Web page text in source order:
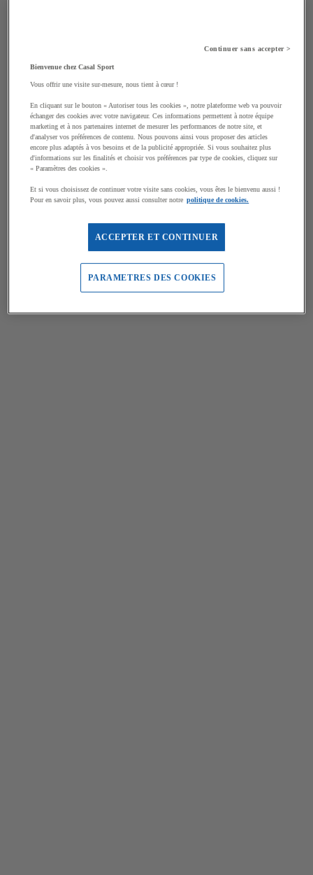
Continuer sans accepter >
Bienvenue chez Casal Sport
Vous offrir une visite sur-mesure, nous tient à cœur !
En cliquant sur le bouton « Autoriser tous les cookies », notre plateforme web va pouvoir
échanger des cookies avec votre navigateur. Ces informations permettent à notre équipe
marketing et à nos partenaires internet de mesurer les performances de notre site, et
d'analyser vos préférences de contenu. Nous pouvons ainsi vous proposer des articles
encore plus adaptés à vos besoins et de la publicité appropriée. Si vous souhaitez plus
d'informations sur les finalités et choisir vos préférences par type de cookies, cliquez sur
« Paramètres des cookies ».
Et si vous choisissez de continuer votre visite sans cookies, vous êtes le bienvenu aussi !
Pour en savoir plus, vous pouvez aussi consulter notre politique de cookies.
ACCEPTER ET CONTINUER
PARAMETRES DES COOKIES